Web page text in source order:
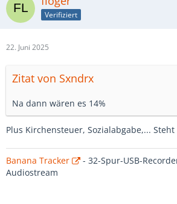
Verifiziert
22. Juni 2025
Zitat von Sxndrx
Na dann wären es 14%
Plus Kirchensteuer, Sozialabgabe,...
Banana Tracker
- 32-Spur-USB-
Audiostream